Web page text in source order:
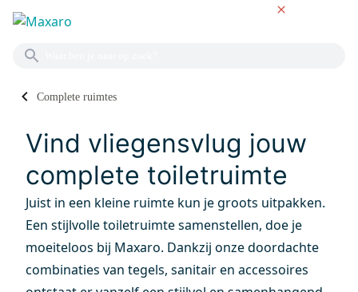
COMPLETE TOILETTEN
Complete ruimtes
Vind vliegensvlug jouw
complete toiletruimte
Juist in een kleine ruimte kun je groots uitpakken.
Een stijlvolle toiletruimte samenstellen, doe je
moeiteloos bij Maxaro. Dankzij onze doordachte
combinaties van tegels, sanitair en accessoires